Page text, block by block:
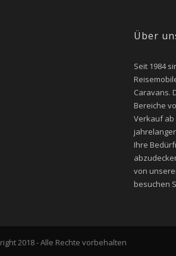
Über
Seit 1984
Caravans.
Bereiche
Verkauf
Ihre
von
besuchen
2018 - Alle Rechte vorbehalten